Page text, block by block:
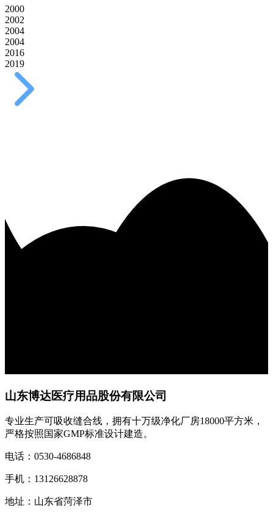
2000
2002
2004
2004
2016
2019
山东博达医疗用品股份有限公司
专业生产可吸收缝合线，拥有十万级净化厂房18000平方米，
严格按照国家GMP标准设计建造。
电话：0530-4686848
手机：13126628878
地址：山东省菏泽市